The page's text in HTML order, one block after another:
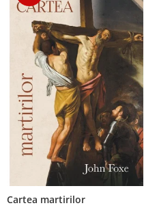
Cartea martirilor